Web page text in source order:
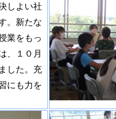
しよい社
。新たな
業をもっ
、１０月
した。充
にも力を